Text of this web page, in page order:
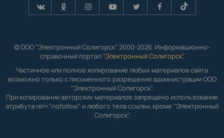
© ООО "Электронный Солигорск" 2000-2026. Информационно-
справочный портал "Электронный Солигорск".
Частичное или полное копирование любых материалов сайта
возможно только с письменного разрешения администрации ООО
"Электронный Солигорск".
При копировании авторских материалов запрещено использование
атрибута rel="nofollow" и любого тела ссылки, кроме "Электронный
Солигорск".